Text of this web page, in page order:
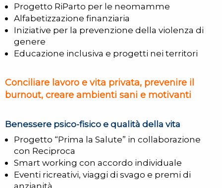
Progetto RiParto per le neomamme
Alfabetizzazione finanziaria
Iniziative per la prevenzione della violenza di
genere
Educazione inclusiva e progetti nei territori
Conciliare lavoro e vita privata, prevenire il
burnout, creare ambienti sani e motivanti
Benessere psico-fisico e qualità della vita
Progetto “Prima la Salute” in collaborazione
con Reciproca
Smart working con accordo individuale
Eventi ricreativi, viaggi di svago e premi di